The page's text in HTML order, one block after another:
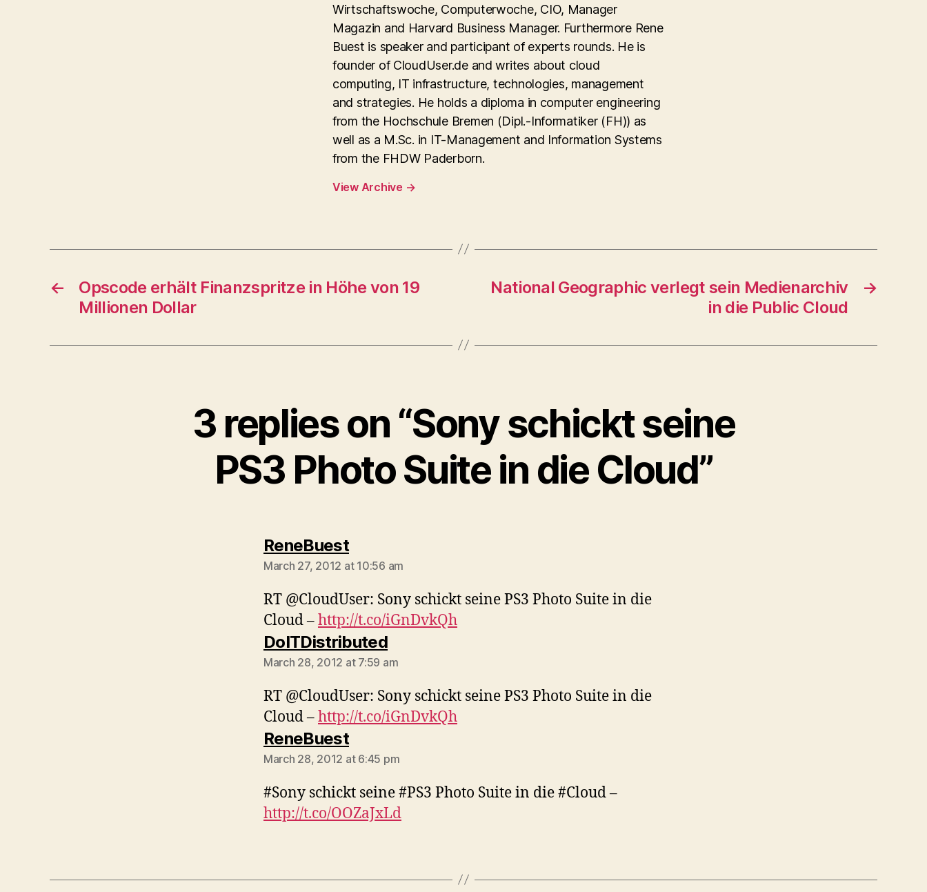
Wirtschaftswoche, Computerwoche, CIO, Manager
Magazin and Harvard Business Manager. Furthermore Rene
Buest is speaker and participant of experts rounds. He is
founder of CloudUser.de and writes about cloud
computing, IT infrastructure, technologies, management
and strategies. He holds a diploma in computer engineering
from the Hochschule Bremen (Dipl.-Informatiker (FH)) as
well as a M.Sc. in IT-Management and Information Systems
from the FHDW Paderborn.
View Archive →
←
Opscode erhält Finanzspritze in Höhe von 19
Millionen Dollar
→
National Geographic verlegt sein Medienarchiv
in die Public Cloud
3 replies on “Sony schickt seine
PS3 Photo Suite in die Cloud”
ReneBuestsays:
March 27, 2012 at 10:56 am
RT @CloudUser: Sony schickt seine PS3 Photo Suite in die
Cloud –http://t.co/iGnDvkQh
DoITDistributedsays:
March 28, 2012 at 7:59 am
RT @CloudUser: Sony schickt seine PS3 Photo Suite in die
Cloud –http://t.co/iGnDvkQh
ReneBuestsays:
March 28, 2012 at 6:45 pm
#Sony schickt seine #PS3 Photo Suite in die #Cloud –
http://t.co/OOZaJxLd